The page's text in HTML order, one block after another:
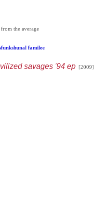
from the average
familee
savages '94 ep[2009]